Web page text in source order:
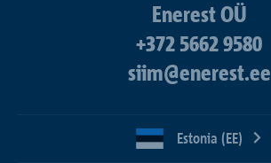
Enerest OÜ
+372 5662 9580
siim@enerest.ee
Estonia (EE)